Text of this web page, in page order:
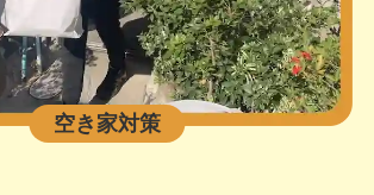
空き家対策